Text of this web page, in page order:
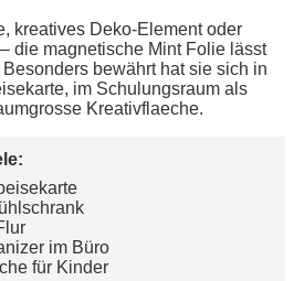
kreatives Deko-Element oder
die magnetische Mint Folie lässt
bewährt hat sie sich in
im Schulungsraum als
Kreativflaeche.
im Büro
für Kinder